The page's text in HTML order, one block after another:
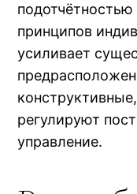
подотчётностью
принципов
усиливает
регулируют
управление.